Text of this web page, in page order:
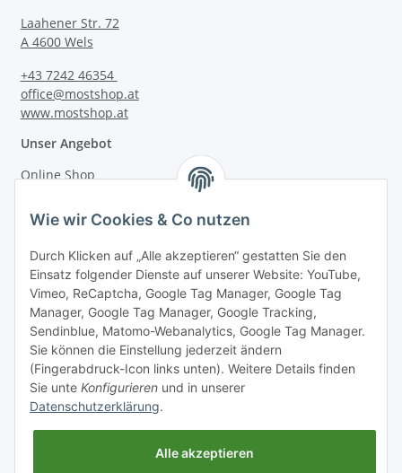
Laahener Str. 72
A 4600 Wels
+43 7242 46354
office@mostshop.at
www.mostshop.at
Unser Angebot
Online Shop
Informationen
Gesetzliche Informationen
Wie wir Cookies & Co nutzen
Durch Klicken auf „Alle akzeptieren“ gestatten Sie den
Einsatz folgender Dienste auf unserer Website: YouTube,
Vimeo, ReCaptcha, Google Tag Manager, Google Tag
Manager, Google Tag Manager, Google Tracking,
Sendinblue, Matomo-Webanalytics, Google Tag Manager.
Sie können die Einstellung jederzeit ändern
(Fingerabdruck-Icon links unten). Weitere Details finden
Sie unte Konfigurieren und in unserer
Datenschutzerklärung.
Alle akzeptieren